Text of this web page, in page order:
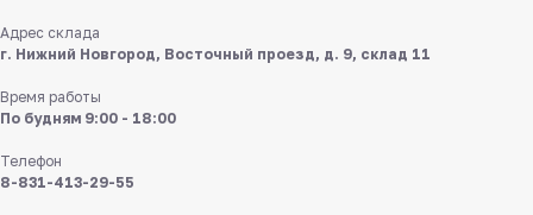
Адрес склада
г. Нижний Новгород, Восточный проезд, д. 9, склад 11
Время работы
По будням 9:00 - 18:00
Телефон
8-831-413-29-55
8 831 413 29 55